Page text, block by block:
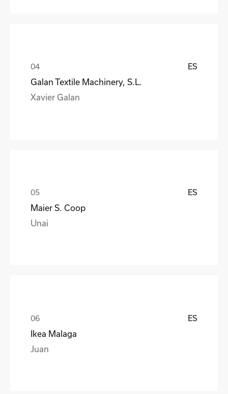
ES
Galan Textile Machinery, S.L.
Xavier Galan
ES
Maier S. Coop
Unai
ES
Ikea Malaga
Juan